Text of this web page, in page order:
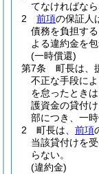
てなければなら
2
前項の保証人
債務を負担す
よる違約金を
(一時償還)
第7条
町長は、
不正な手段に
を怠ったときは
護資金の貸付
部につき、一
2
町長は、 前項
当該貸付けを
らない。
(違約金)